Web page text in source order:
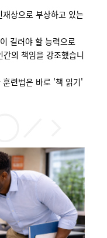
재상으로 부상하고 있는
길러야 할 능력으로
간의 책임을 강조했습니
련법은 바로 '책 읽기'